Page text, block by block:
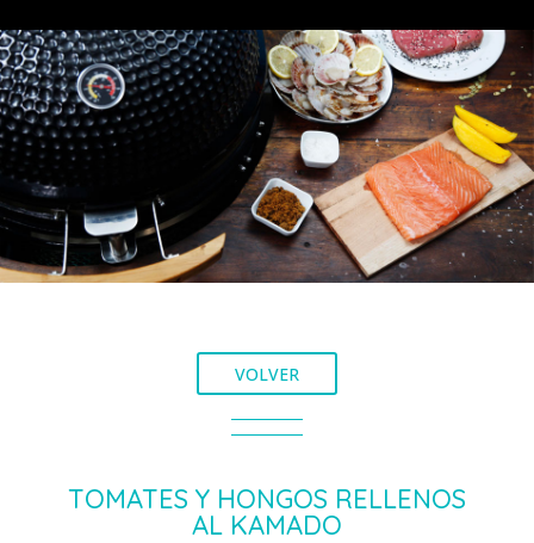
VOLVER
TOMATES Y HONGOS RELLENOS
AL KAMADO